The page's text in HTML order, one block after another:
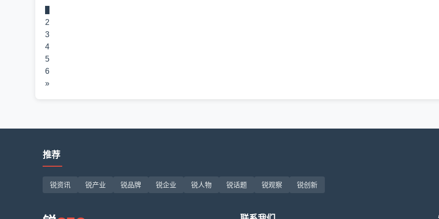
2
3
4
5
6
»
推荐
锐资讯 锐产业 锐品牌 锐企业 锐人物 锐话题 锐观察 锐创新